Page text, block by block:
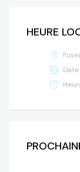
HEURE
Date